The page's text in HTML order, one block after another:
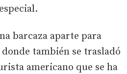
barcaza aparte para
también se trasladó
americano que se ha